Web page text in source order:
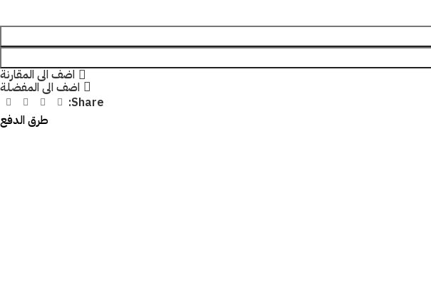
اضف الى المقارنة
اضف الى المفضلة
Share:
طرق الدفع